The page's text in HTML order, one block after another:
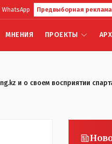
WhatsApp Предвыборная реклама
МНЕНИЯ ПРОЕКТЫ
и о своем восприятии